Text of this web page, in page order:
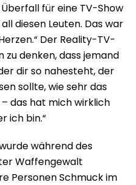
für eine TV-Show
diesen Leuten. Das war
Der Reality-TV-
zu denken, dass jemand
dir so nahesteht, der
sollte, wie sehr das
das hat mich wirklich
ich bin.“
während des
Waffengewalt
Personen Schmuck im